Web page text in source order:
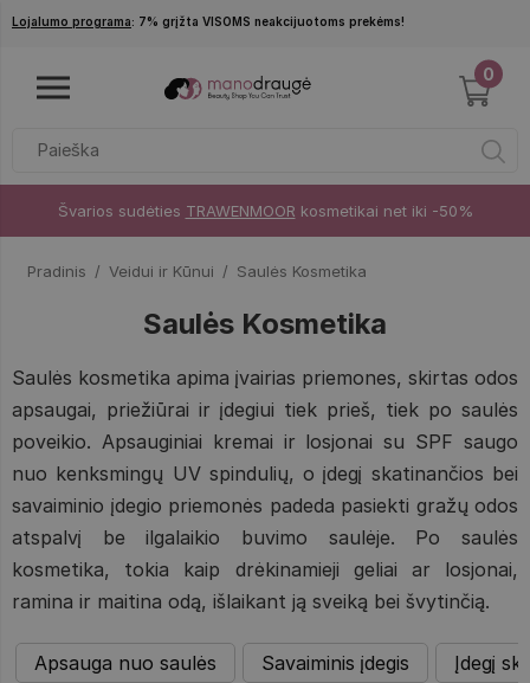
Pereiti į pagrindinį turinį
Lojalumo programa: 7% grįžta VISOMS neakcijuotoms prekėms!
0
Švarios sudėties TRAWENMOOR kosmetikai net iki -50%
Pradinis Veidui ir Kūnui Saulės Kosmetika
Saulės Kosmetika
Saulės kosmetika apima įvairias priemones, skirtas odos
apsaugai, priežiūrai ir įdegiui tiek prieš, tiek po saulės
poveikio. Apsauginiai kremai ir losjonai su SPF saugo
nuo kenksmingų UV spindulių, o įdegį skatinančios bei
savaiminio įdegio priemonės padeda pasiekti gražų odos
atspalvį be ilgalaikio buvimo saulėje. Po saulės
kosmetika, tokia kaip drėkinamieji geliai ar losjonai,
ramina ir maitina odą, išlaikant ją sveiką bei švytinčią.
Apsauga nuo saulės Savaiminis įdegis Įdegį